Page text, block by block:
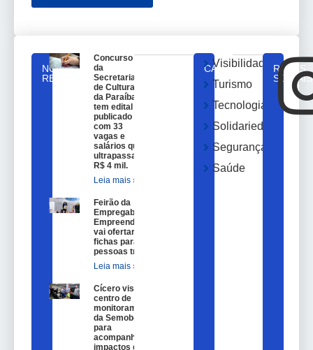
NOTICIAS
RELACIONADAS
Concurso
da
Secretaria
de Cultura
da Paraíba
tem edital
publicado
com 33
vagas e
salários que
ultrapassam
R$ 4 mil.
Leia mais »
Feirão da
Empregabilidade e
Empreendedorismo
vai ofertar 100
fichas para
pessoas trans.
Leia mais »
Cícero visita
centro de
monitoramento
da Semob-JP
para
acompanhar
impactos das
CATEGORIAS
Visibilidade
Turismo
Tecnologia
Solidariedade
Segurança
Saúde
REDES
SOCIAIS